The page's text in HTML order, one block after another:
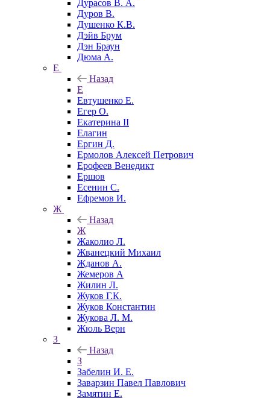
Дурасов В. А.
Дуров В.
Душенко К.В.
Дэйв Брум
Дэн Браун
Дюма А.
Е
Назад
Е
Евтушенко Е.
Егер О.
Екатерина II
Елагин
Ергин Д.
Ермолов Алексей Петрович
Ерофеев Венедикт
Ершов
Есенин С.
Ефремов И.
Ж
Назад
Ж
Жаколио Л.
Жванецкий Михаил
Жданов А.
Жемеров А
Жилин Л.
Жуков Г.К.
Жуков Константин
Жукова Л. М.
Жюль Верн
З
Назад
З
Забелин И. Е.
Заварзин Павел Павлович
Замятин Е.